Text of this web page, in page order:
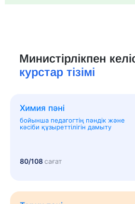
Министірлікпен
курстар тізімі
Химия пәні
бойынша педагогтің пәндік және
кәсіби құзыреттілігін дамыту
80/108сағат